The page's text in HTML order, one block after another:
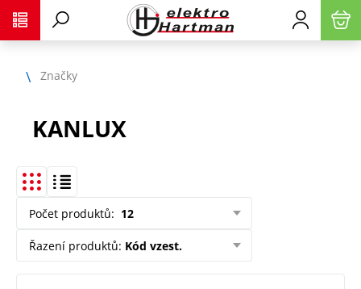
Značky
KANLUX
Počet produktů: 12
Řazení produktů: Kód vzest.